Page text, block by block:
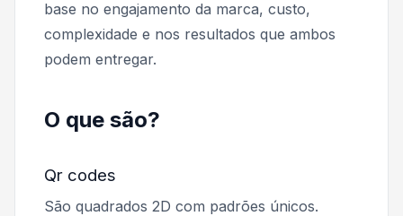
base no engajamento da marca, custo,
complexidade e nos resultados que ambos
podem entregar.
O que são?
Qr codes
São quadrados 2D com padrões únicos.